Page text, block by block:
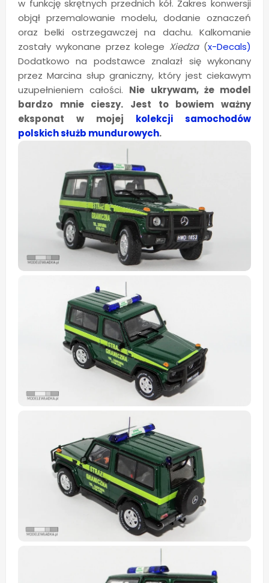
w funkcję skrętnych przednich kół. Zakres konwersji
objął przemalowanie modelu, dodanie oznaczeń
oraz belki ostrzegawczej na dachu. Kalkomanie
zostały wykonane przez kolege Xiedza (x-Decals)
Dodatkowo na podstawce znalazł się wykonany
przez Marcina słup graniczny, który jest ciekawym
uzupełnieniem całości. Nie ukrywam, że model
bardzo mnie cieszy. Jest to bowiem ważny
eksponat w mojej kolekcji samochodów
polskich służb mundurowych.